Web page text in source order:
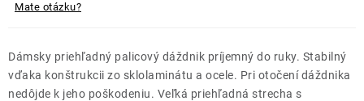
Mate otázku?
Dámsky priehľadný palicový dáždnik príjemný do ruky. Stabilný
vďaka konštrukcii zo sklolaminátu a ocele. Pri otočení dáždnika
nedôjde k jeho poškodeniu. Veľká priehľadná strecha s